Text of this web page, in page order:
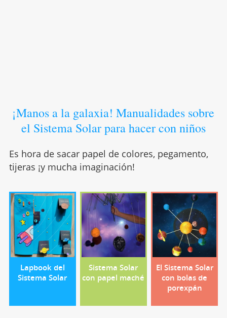
¡Manos a la galaxia! Manualidades sobre
el Sistema Solar para hacer con niños
Es hora de sacar papel de colores, pegamento,
tijeras ¡y mucha imaginación!
Lapbook del
Sistema Solar
Sistema Solar
con papel maché
El Sistema Solar
con bolas de
porexpán